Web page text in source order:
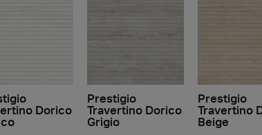
Dorico
Prestigio
Travertino Dorico
Grigio
Prestigio
Travertino
Beige